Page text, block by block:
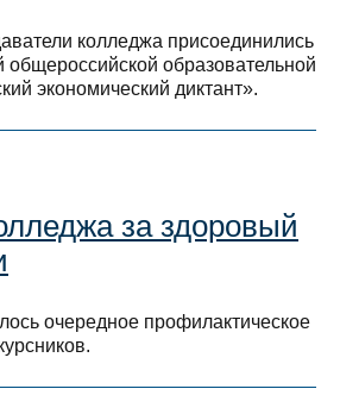
колледжа присоединились
образовательной
экономический диктант».
за здоровый
очередное профилактическое